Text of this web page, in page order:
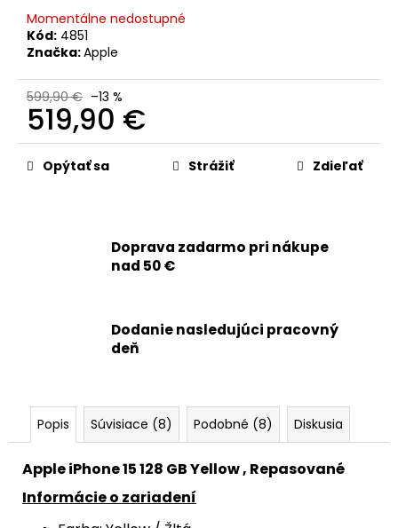
Momentálne nedostupné
Kód: 4851
Značka:Apple
599,90 € –13 %
519,90 €
Jednotková
cena:Opýtať sa Strážiť Zdieľať
Doprava zadarmo pri nákupe
nad 50 €
Dodanie nasledujúci pracovný
deň
Popis Súvisiace (8) Podobné (8) Diskusia
Apple iPhone 15 128 GB Yellow , Repasované
Informácie o zariadení
DISPLEJ
DOTYKOVÁ
PLOCHA
+
RÁM
ORIGINAL
APPLE
39,90